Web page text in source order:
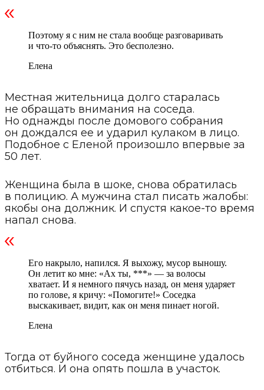
Поэтому я с ним не стала вообще разговаривать
и что-то объяснять. Это бесполезно.
Елена
Местная жительница долго старалась
не обращать внимания на соседа.
Но однажды после домового собрания
он дождался ее и ударил кулаком в лицо.
Подобное с Еленой произошло впервые за
50 лет.
Женщина была в шоке, снова обратилась
в полицию. А мужчина стал писать жалобы:
якобы она должник. И спустя какое-то время
напал снова.
Его накрыло, напился. Я выхожу, мусор выношу.
Он летит ко мне: «Ах ты, ***» — за волосы
хватает. И я немного пячусь назад, он меня ударяет
по голове, я кричу: «Помогите!» Соседка
выскакивает, видит, как он меня пинает ногой.
Елена
Тогда от буйного соседа женщине удалось
отбиться. И она опять пошла в участок.